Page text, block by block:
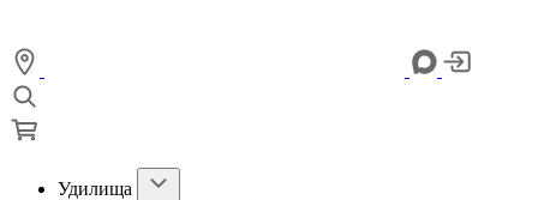
Удилища